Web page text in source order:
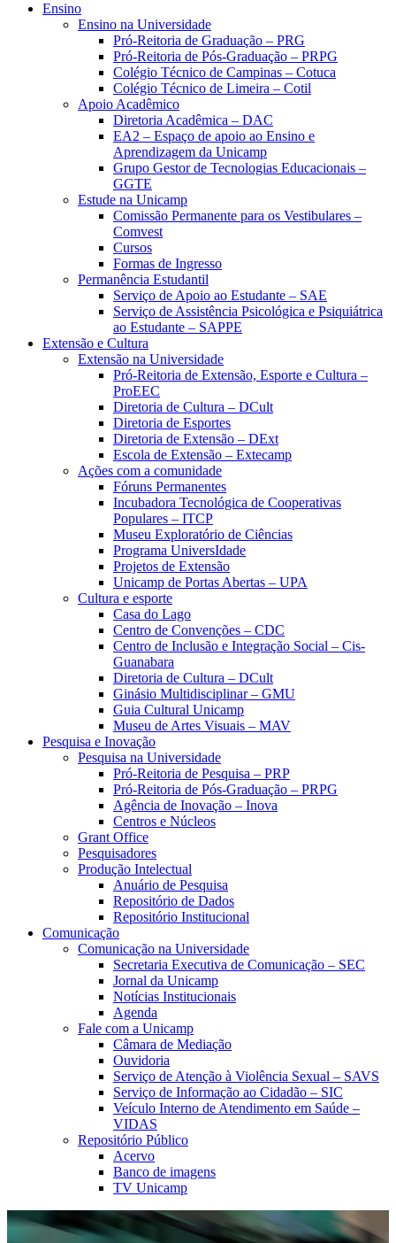
Ensino
Ensino na Universidade
Pró-Reitoria de Graduação – PRG
Pró-Reitoria de Pós-Graduação – PRPG
Colégio Técnico de Campinas – Cotuca
Colégio Técnico de Limeira – Cotil
Apoio Acadêmico
Diretoria Acadêmica – DAC
EA2 – Espaço de apoio ao Ensino e
Aprendizagem da Unicamp
Grupo Gestor de Tecnologias Educacionais –
GGTE
Estude na Unicamp
Comissão Permanente para os Vestibulares –
Comvest
Cursos
Formas de Ingresso
Permanência Estudantil
Serviço de Apoio ao Estudante – SAE
Serviço de Assistência Psicológica e Psiquiátrica
ao Estudante – SAPPE
Extensão e Cultura
Extensão na Universidade
Pró-Reitoria de Extensão, Esporte e Cultura –
ProEEC
Diretoria de Cultura – DCult
Diretoria de Esportes
Diretoria de Extensão – DExt
Escola de Extensão – Extecamp
Ações com a comunidade
Fóruns Permanentes
Incubadora Tecnológica de Cooperativas
Populares – ITCP
Museu Exploratório de Ciências
Programa UniversIdade
Projetos de Extensão
Unicamp de Portas Abertas – UPA
Cultura e esporte
Casa do Lago
Centro de Convenções – CDC
Centro de Inclusão e Integração Social – Cis-
Guanabara
Diretoria de Cultura – DCult
Ginásio Multidisciplinar – GMU
Guia Cultural Unicamp
Museu de Artes Visuais – MAV
Pesquisa e Inovação
Pesquisa na Universidade
Pró-Reitoria de Pesquisa – PRP
Pró-Reitoria de Pós-Graduação – PRPG
Agência de Inovação – Inova
Centros e Núcleos
Grant Office
Pesquisadores
Produção Intelectual
Anuário de Pesquisa
Repositório de Dados
Repositório Institucional
Comunicação
Comunicação na Universidade
Secretaria Executiva de Comunicação – SEC
Jornal da Unicamp
Notícias Institucionais
Agenda
Fale com a Unicamp
Câmara de Mediação
Ouvidoria
Serviço de Atenção à Violência Sexual – SAVS
Serviço de Informação ao Cidadão – SIC
Veículo Interno de Atendimento em Saúde –
VIDAS
Repositório Público
Acervo
Banco de imagens
TV Unicamp